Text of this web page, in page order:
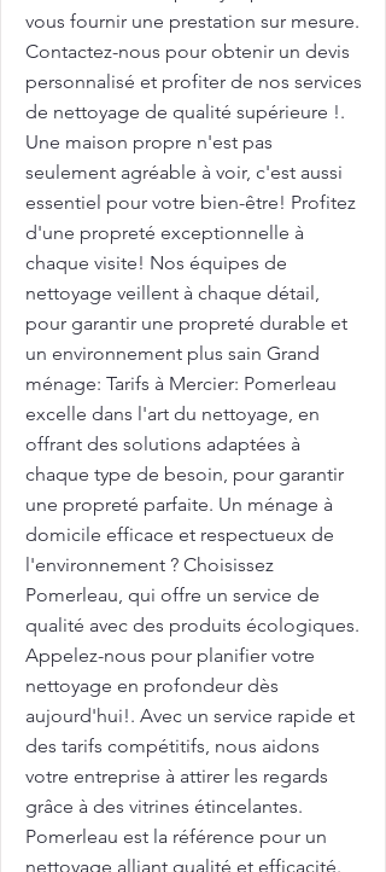
vous fournir une prestation sur mesure.
Contactez-nous pour obtenir un devis
personnalisé et profiter de nos services
de nettoyage de qualité supérieure !.
Une maison propre n'est pas
seulement agréable à voir, c'est aussi
essentiel pour votre bien-être! Profitez
d'une propreté exceptionnelle à
chaque visite! Nos équipes de
nettoyage veillent à chaque détail,
pour garantir une propreté durable et
un environnement plus sain Grand
ménage: Tarifs à Mercier: Pomerleau
excelle dans l'art du nettoyage, en
offrant des solutions adaptées à
chaque type de besoin, pour garantir
une propreté parfaite. Un ménage à
domicile efficace et respectueux de
l'environnement ? Choisissez
Pomerleau, qui offre un service de
qualité avec des produits écologiques.
Appelez-nous pour planifier votre
nettoyage en profondeur dès
aujourd'hui!. Avec un service rapide et
des tarifs compétitifs, nous aidons
votre entreprise à attirer les regards
grâce à des vitrines étincelantes.
Pomerleau est la référence pour un
nettoyage alliant qualité et efficacité.